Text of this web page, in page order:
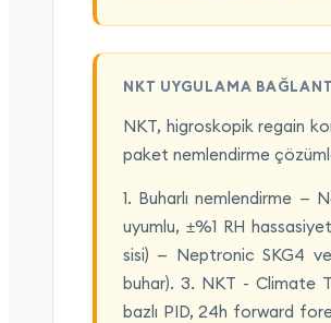
NKT UYGULAMA
NKT, higroskopik regain
paket nemlendirme
1. Buharlı nemlendirme —
uyumlu, ±%1 RH
sisi) — Neptronic SKG4
buhar). 3. NKT - Climate
bazlı PID, 24h forward